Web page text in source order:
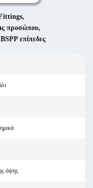
,
προσώπου,
επίπεδες
όψης